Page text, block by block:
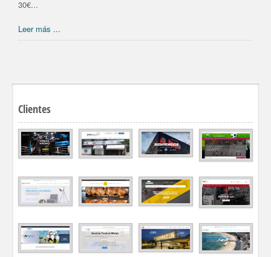
30€...
Leer más ...
Clientes